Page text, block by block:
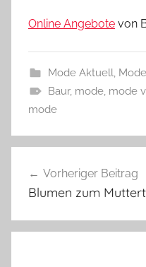
Online Angebote von
Mode Aktuell
Baur, mode, mode
mode
Vorheriger Beitrag
Blumen zum